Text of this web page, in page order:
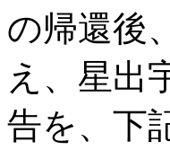
の帰還後
え、星出
告を、下